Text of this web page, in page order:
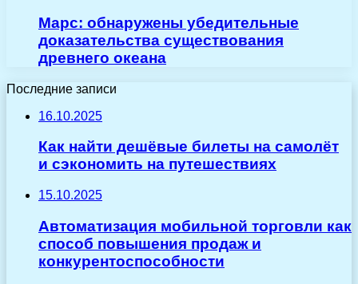
Марс: обнаружены убедительные
доказательства существования
древнего океана
Последние записи
16.10.2025
Как найти дешёвые билеты на самолёт
и сэкономить на путешествиях
15.10.2025
Автоматизация мобильной торговли как
способ повышения продаж и
конкурентоспособности